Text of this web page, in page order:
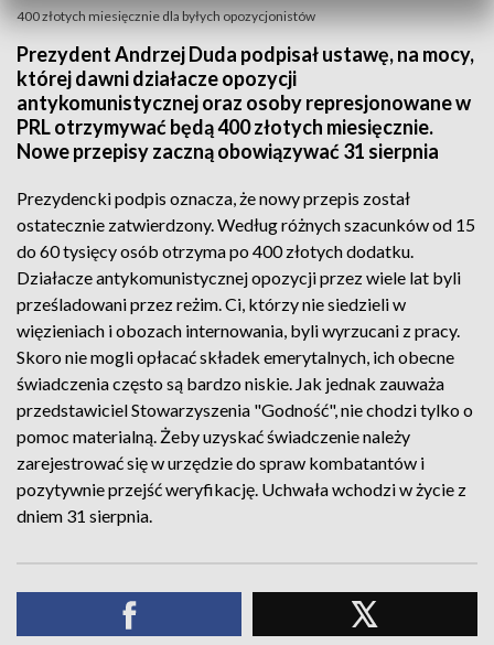
400 złotych miesięcznie dla byłych opozycjonistów
Prezydent Andrzej Duda podpisał ustawę, na mocy,
której dawni działacze opozycji
antykomunistycznej oraz osoby represjonowane w
PRL otrzymywać będą 400 złotych miesięcznie.
Nowe przepisy zaczną obowiązywać 31 sierpnia
Prezydencki podpis oznacza, że nowy przepis został
ostatecznie zatwierdzony. Według różnych szacunków od 15
do 60 tysięcy osób otrzyma po 400 złotych dodatku.
Działacze antykomunistycznej opozycji przez wiele lat byli
prześladowani przez reżim. Ci, którzy nie siedzieli w
więzieniach i obozach internowania, byli wyrzucani z pracy.
Skoro nie mogli opłacać składek emerytalnych, ich obecne
świadczenia często są bardzo niskie. Jak jednak zauważa
przedstawiciel Stowarzyszenia "Godność", nie chodzi tylko o
pomoc materialną. Żeby uzyskać świadczenie należy
zarejestrować się w urzędzie do spraw kombatantów i
pozytywnie przejść weryfikację. Uchwała wchodzi w życie z
dniem 31 sierpnia.